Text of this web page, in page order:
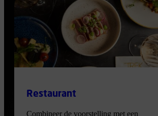
Restaurant
Combineer de voorstelling met een